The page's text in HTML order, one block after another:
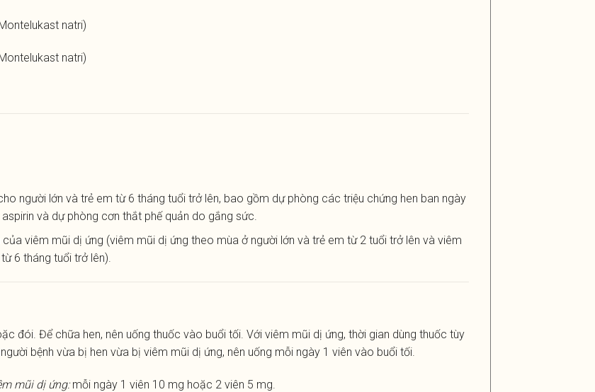
natri)
natri)
người lớn và trẻ em từ 6 tháng tuổi trở lên, bao gồm dự phòng các triệu chứng hen ban ngày
và dự phòng cơn thắt phế quản do gắng sức.
viêm mũi dị ứng (viêm mũi dị ứng theo mùa ở người lớn và trẻ em từ 2 tuổi trở lên và viêm
6 tháng tuổi trở lên).
đói. Để chữa hen, nên uống thuốc vào buổi tối. Với viêm mũi dị ứng, thời gian dùng thuốc tùy
bệnh vừa bị hen vừa bị viêm mũi dị ứng, nên uống mỗi ngày 1 viên vào buổi tối.
mũi dị ứng:mỗi ngày 1 viên 10 mg hoặc 2 viên 5 mg.